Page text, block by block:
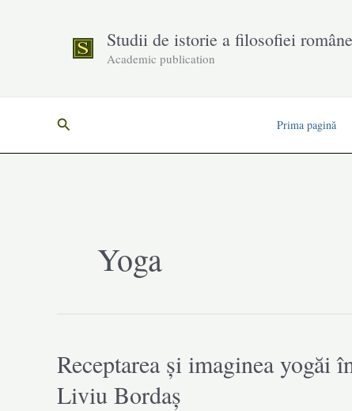
Studii de istorie a filosofiei
Academic publication
Search Prima pagină
Yoga
Receptarea și imaginea yogăi
Liviu Bordaș